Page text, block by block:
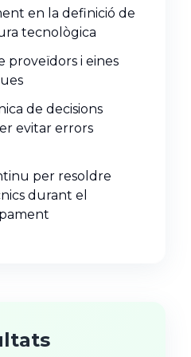
en la definició de
tecnològica
proveïdors i eines
de decisions
evitar errors
per resoldre
durant el